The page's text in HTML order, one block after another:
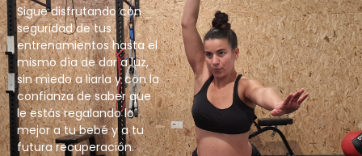
Sigue disfrutando con
seguridad de tus
entrenamientos hasta el
mismo día de dar a luz,
sin miedo a liarla y con la
confianza de saber que
le estás regalando lo
mejor a tu bebé y a tu
futura recuperación.